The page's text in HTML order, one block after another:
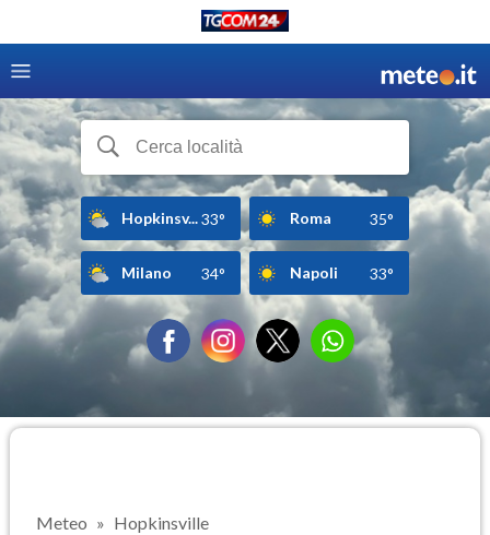
Hopkinsv...33° Roma 35°
Milano 34° Napoli 33°
Meteo Hopkinsville